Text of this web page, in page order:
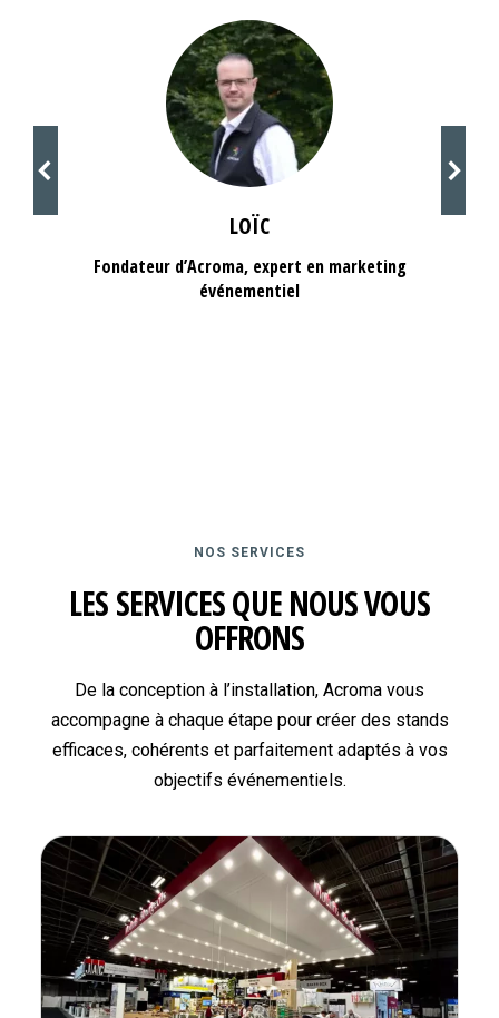
LOÏC
Fondateur d’Acroma, expert en marketing
événementiel
NOS SERVICES
LES SERVICES QUE NOUS VOUS
OFFRONS
De la conception à l’installation, Acroma vous
accompagne à chaque étape pour créer des stands
efficaces, cohérents et parfaitement adaptés à vos
objectifs événementiels.